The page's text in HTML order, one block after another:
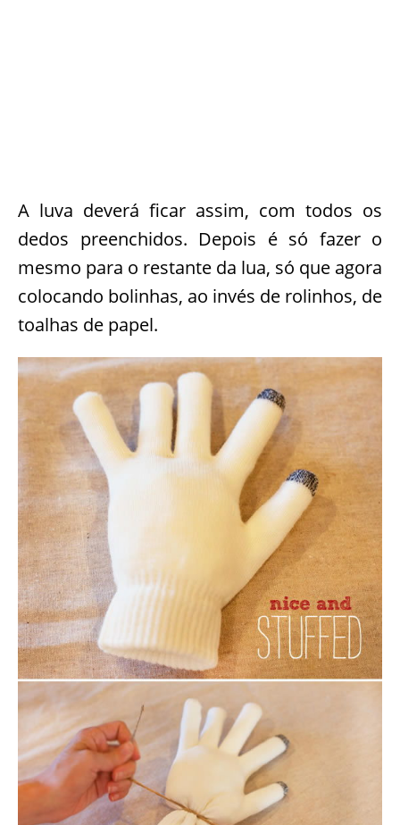
A luva deverá ficar assim, com todos os
dedos preenchidos. Depois é só fazer o
mesmo para o restante da lua, só que agora
colocando bolinhas, ao invés de rolinhos, de
toalhas de papel.